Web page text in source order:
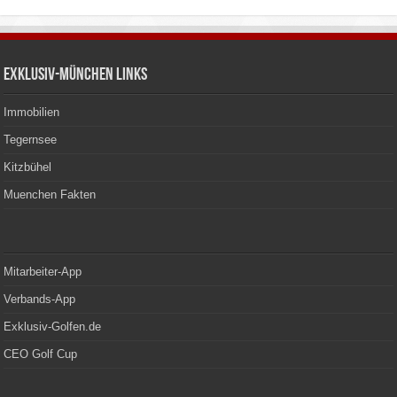
Exklusiv-München Links
Immobilien
Tegernsee
Kitzbühel
Muenchen Fakten
Mitarbeiter-App
Verbands-App
Exklusiv-Golfen.de
CEO Golf Cup